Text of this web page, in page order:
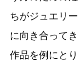
ちがジュエリ
に向き合って
作品を例にと